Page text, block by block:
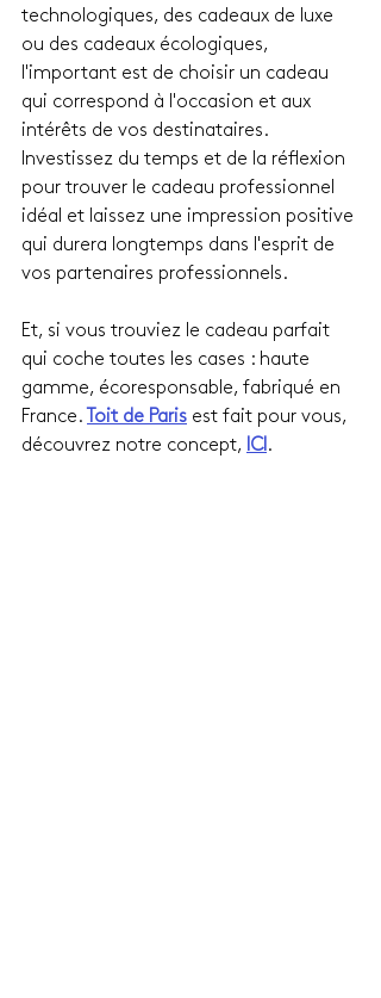
technologiques, des cadeaux de luxe
ou des cadeaux écologiques,
l'important est de choisir un cadeau
qui correspond à l'occasion et aux
intérêts de vos destinataires.
Investissez du temps et de la réflexion
pour trouver le cadeau professionnel
idéal et laissez une impression positive
qui durera longtemps dans l'esprit de
vos partenaires professionnels.
Et, si vous trouviez le cadeau parfait
qui coche toutes les cases : haute
gamme, écoresponsable, fabriqué en
France. Toit de Paris est fait pour vous,
découvrez notre concept, ICI.